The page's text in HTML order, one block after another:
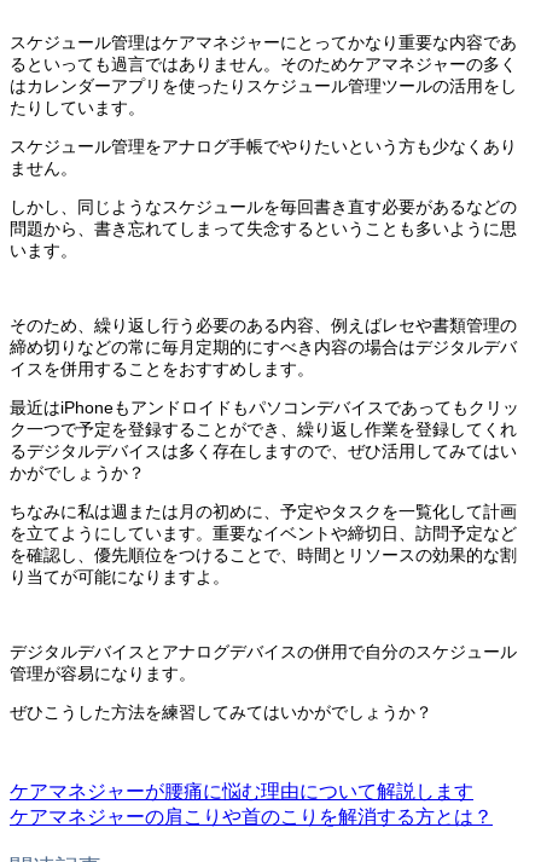
スケジュール管理はケアマネジャーにとってかなり重要な内容であ
るといっても過言ではありません。そのためケアマネジャーの多く
はカレンダーアプリを使ったりスケジュール管理ツールの活用をし
たりしています。
スケジュール管理をアナログ手帳でやりたいという方も少なくあり
ません。
しかし、同じようなスケジュールを毎回書き直す必要があるなどの
問題から、書き忘れてしまって失念するということも多いように思
います。
そのため、繰り返し行う必要のある内容、例えばレセや書類管理の
締め切りなどの常に毎月定期的にすべき内容の場合はデジタルデバ
イスを併用することをおすすめします。
最近はiPhoneもアンドロイドもパソコンデバイスであってもクリッ
ク一つで予定を登録することができ、繰り返し作業を登録してくれ
るデジタルデバイスは多く存在しますので、ぜひ活用してみてはい
かがでしょうか？
ちなみに私は週または月の初めに、予定やタスクを一覧化して計画
を立てようにしています。重要なイベントや締切日、訪問予定など
を確認し、優先順位をつけることで、時間とリソースの効果的な割
り当てが可能になりますよ。
デジタルデバイスとアナログデバイスの併用で自分のスケジュール
管理が容易になります。
ぜひこうした方法を練習してみてはいかがでしょうか？
ケアマネジャーが腰痛に悩む理由について解説します
ケアマネジャーの肩こりや首のこりを解消する方とは？